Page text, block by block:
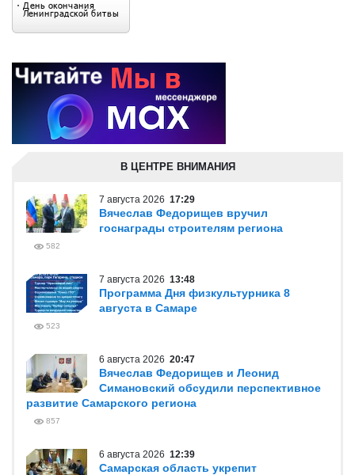
В ЦЕНТРЕ ВНИМАНИЯ
7 августа 2026 17:29
Вячеслав Федорищев вручил
госнаграды строителям региона
582
7 августа 2026 13:48
Программа Дня физкультурника 8
августа в Самаре
523
6 августа 2026 20:47
Вячеслав Федорищев и Леонид
Симановский обсудили перспективное
развитие Самарского региона
857
6 августа 2026 12:39
Самарская область укрепит